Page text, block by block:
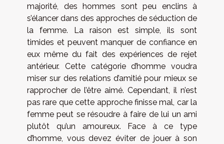
majorité, des hommes sont peu enclins à
s’élancer dans des approches de séduction de
la femme. La raison est simple, ils sont
timides et peuvent manquer de confiance en
eux même du fait des expériences de rejet
antérieur. Cette catégorie d’homme voudra
miser sur des relations d’amitié pour mieux se
rapprocher de l’être aimé. Cependant, il n’est
pas rare que cette approche finisse mal, car la
femme peut se résoudre à faire de lui un ami
plutôt qu’un amoureux. Face à ce type
d’homme, vous devez éviter de jouer à son